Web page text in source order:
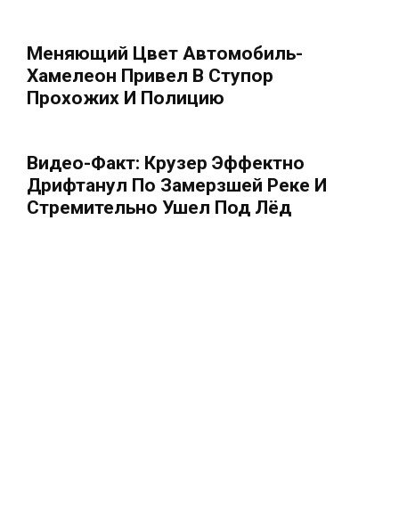
Меняющий Цвет Автомобиль-
Хамелеон Привел В Ступор
Прохожих И Полицию
Видео-Факт: Крузер Эффектно
Дрифтанул По Замерзшей Реке И
Стремительно Ушел Под Лёд